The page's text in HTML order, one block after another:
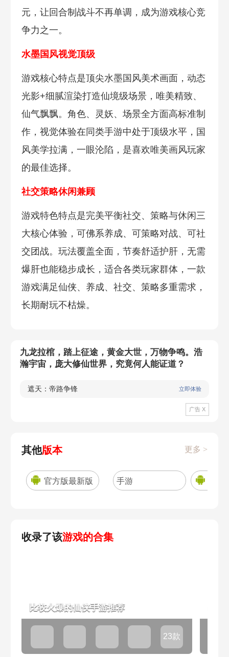
元，让回合制战斗不再单调，成为游戏核心竞
争力之一。
水墨国风视觉顶级
游戏核心特点是顶尖水墨国风美术画面，动态
光影+细腻渲染打造仙境级场景，唯美精致、
仙气飘飘。角色、灵妖、场景全方面高标准制
作，视觉体验在同类手游中处于顶级水平，国
风美学拉满，一眼沦陷，是喜欢唯美画风玩家
的最佳选择。
社交策略休闲兼顾
游戏特色特点是完美平衡社交、策略与休闲三
大核心体验，可佛系养成、可策略对战、可社
交团战。玩法覆盖全面，节奏舒适护肝，无需
爆肝也能稳步成长，适合各类玩家群体，一款
游戏满足仙侠、养成、社交、策略多重需求，
长期耐玩不枯燥。
九龙拉棺，踏上征途，黄金大世，万物争鸣。浩
瀚宇宙，庞大修仙世界，究竟何人能证道？
遮天：帝路争锋 立即体验
广告 X
其他版本 更多 >
官方版最新版 手游
收录了该游戏的合集
比较火爆的仙侠手游推荐
23款